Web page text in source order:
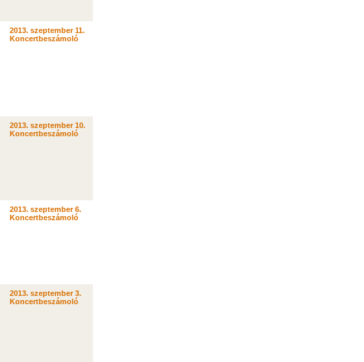
2013. szeptember 11.
Koncertbeszámoló
2013. szeptember 10.
Koncertbeszámoló
2013. szeptember 6.
Koncertbeszámoló
2013. szeptember 3.
Koncertbeszámoló